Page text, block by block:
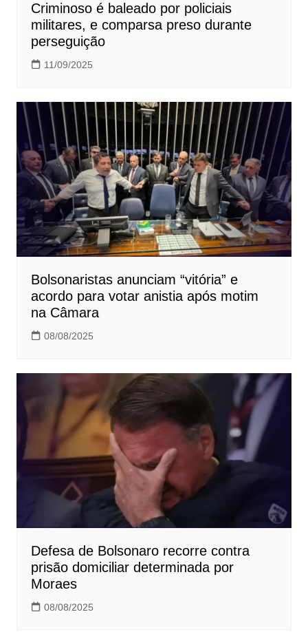
Criminoso é baleado por policiais
militares, e comparsa preso durante
perseguição
11/09/2025
Bolsonaristas anunciam “vitória” e
acordo para votar anistia após motim
na Câmara
08/08/2025
Defesa de Bolsonaro recorre contra
prisão domiciliar determinada por
Moraes
08/08/2025